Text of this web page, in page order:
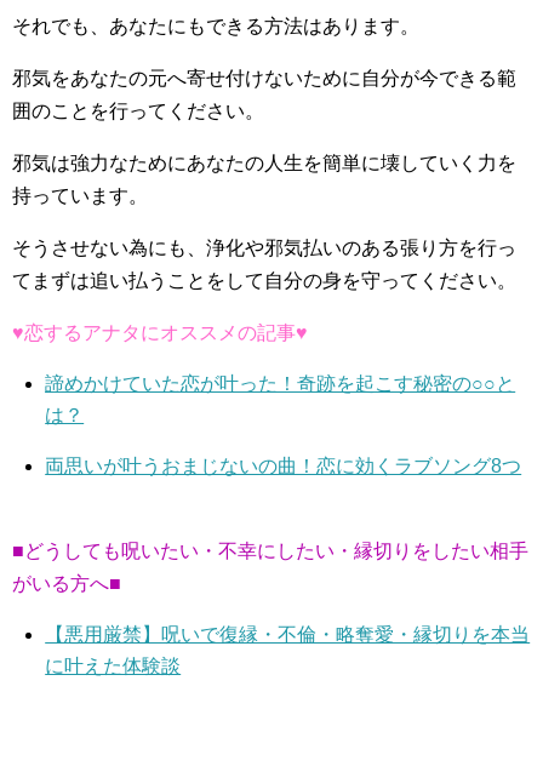
それでも、あなたにもできる方法はあります。
邪気をあなたの元へ寄せ付けないために自分が今できる範
囲のことを行ってください。
邪気は強力なためにあなたの人生を簡単に壊していく力を
持っています。
そうさせない為にも、浄化や邪気払いのある張り方を行っ
てまずは追い払うことをして自分の身を守ってください。
♥恋するアナタにオススメの記事♥
諦めかけていた恋が叶った！奇跡を起こす秘密の○○と
は？
両思いが叶うおまじないの曲！恋に効くラブソング8つ
■どうしても呪いたい・不幸にしたい・縁切りをしたい相手
がいる方へ■
【悪用厳禁】呪いで復縁・不倫・略奪愛・縁切りを本当
に叶えた体験談